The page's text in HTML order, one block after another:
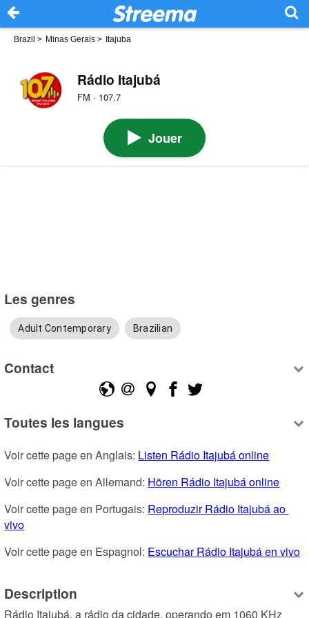
Brazil > Minas Gerais > Itajuba
Rádio Itajubá
FM · 107.7
Jouer
Les genres
Adult Contemporary Brazilian
Contact
Toutes les langues
Voir cette page en Anglais: Listen Rádio Itajubá online
Voir cette page en Allemand: Hören Rádio Itajubá online
Voir cette page en Portugais: Reproduzir Rádio Itajubá ao
vivo
Voir cette page en Espagnol: Escuchar Rádio Itajubá en vivo
Description
Rádio Itajubá, a rádio da cidade, operando em 1060 KHz